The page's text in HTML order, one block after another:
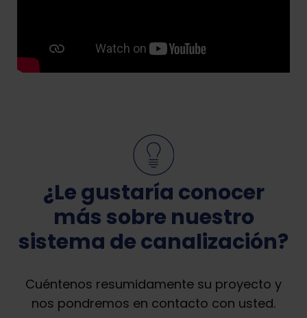
¿Le gustaría conocer
más sobre nuestro
sistema de canalización?
Cuéntenos resumidamente su proyecto y
nos pondremos en contacto con usted.